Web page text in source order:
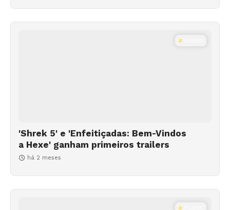
'Shrek 5' e 'Enfeitiçadas: Bem-Vindos
a Hexe' ganham primeiros trailers
há 2 meses